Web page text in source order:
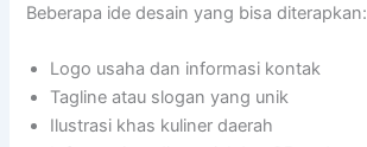
Beberapa ide desain yang bisa diterapkan:
Logo usaha dan informasi kontak
Tagline atau slogan yang unik
Ilustrasi khas kuliner daerah